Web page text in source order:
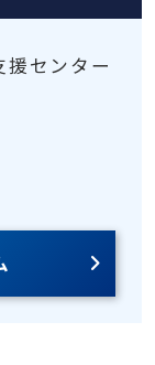
援センター